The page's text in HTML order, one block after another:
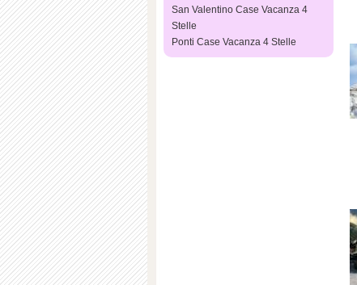
San Valentino Case Vacanza 4
Stelle
Ponti Case Vacanza 4 Stelle